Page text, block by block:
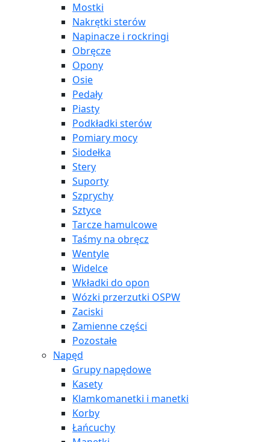
Mostki
Nakrętki sterów
Napinacze i rockringi
Obręcze
Opony
Osie
Pedały
Piasty
Podkładki sterów
Pomiary mocy
Siodełka
Stery
Suporty
Szprychy
Sztyce
Tarcze hamulcowe
Taśmy na obręcz
Wentyle
Widelce
Wkładki do opon
Wózki przerzutki OSPW
Zaciski
Zamienne części
Pozostałe
Napęd
Grupy napędowe
Kasety
Klamkomanetki i manetki
Korby
Łańcuchy